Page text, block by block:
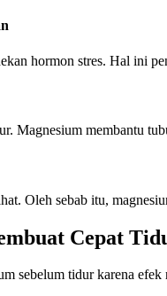
hormon stres. Hal ini
Magnesium membantu
Oleh sebab itu,
Cepat
sebelum tidur karena